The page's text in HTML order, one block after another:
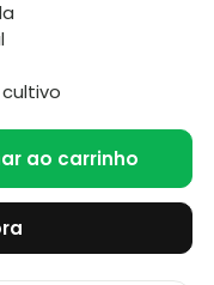
ao carrinho